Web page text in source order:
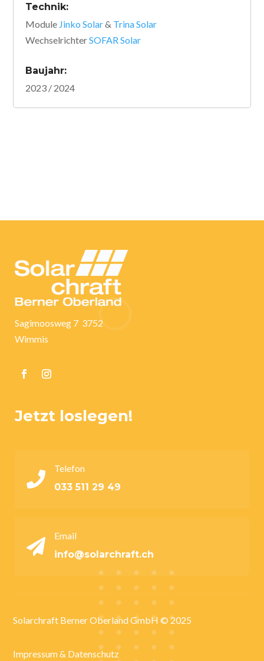
Technik:
Module Jinko Solar& Trina Solar
WechselrichterSOFAR Solar
Baujahr:
2023 / 2024
Sagimoosweg 7 3752
Wimmis
Jetzt loslegen!

Telefon
033 511 29 49

Email
info@solarchraft.ch
Solarchraft Berner Oberland GmbH © 2025
Impressum & Datenschutz